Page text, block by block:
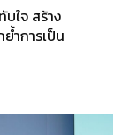
ใจ สร้าง
ำการเป็น